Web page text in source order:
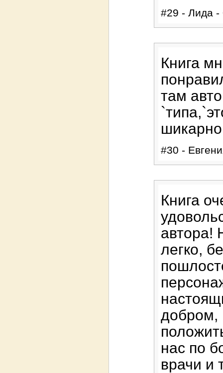
#29 - Лида -
Книга
там
#30 -
Книга
автора!
легко,
добром,
нас по
врачи и